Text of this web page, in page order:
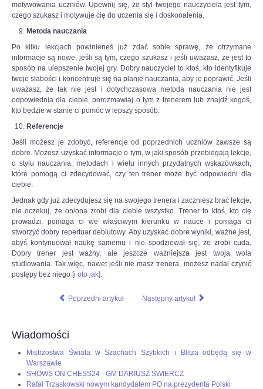
motywowania uczniów. Upewnij się, że styl twojego nauczyciela jest tym,
czego szukasz i motywuje cię do uczenia się i doskonalenia.
Metoda nauczania
Po kilku lekcjach powinieneś już zdać sobie sprawę, że otrzymane
informacje są nowe, jeśli są tym, czego szukasz i jeśli uważasz, że jest to
sposób na ulepszenie twojej gry. Dobry nauczyciel to ktoś, kto identyfikuje
twoje słabości i koncentruje się na planie nauczania, aby je poprawić. Jeśli
uważasz, że tak nie jest i dotychczasowa metoda nauczania nie jest
odpowiednia dla ciebie, porozmawiaj o tym z trenerem lub znajdź kogoś,
kto będzie w stanie ci pomóc w lepszy sposób.
Referencje
Jeśli możesz je zdobyć, referencje od poprzednich uczniów zawsze są
dobre. Możesz uzyskać informacje o tym, w jaki sposób przebiegają lekcje,
o stylu nauczania, metodach i wielu innych przydatnych wskazówkach,
które pomogą ci zdecydować, czy ten trener może być odpowiedni dla
ciebie.
Jednak gdy już zdecydujesz się na swojego trenera i zaczniesz brać lekcje,
nie oczekuj, że on/ona zrobi dla ciebie wszystko. Trener to ktoś, kto cię
prowadzi, pomaga ci we właściwym kierunku w nauce i pomaga ci
stworzyć dobry repertuar debiutowy. Aby uzyskać dobre wyniki, ważne jest,
abyś kontynuował naukę samemu i nie spodziewał się, że zrobi cuda.
Dobry trener jest ważny, ale jeszcze ważniejsza jest twoja wola
studiowania. Tak więc, nawet jeśli nie masz trenera, możesz nadal czynić
postępy bez niego [i oto jak].
Poprzedni artykuł Następny artykuł
Wiadomości
Mistrzostwa Świata w Szachach Szybkich i Blitza odbędą się w
Warszawie
SHOWS ON CHESS24 - GM DARIUSZ ŚWIERCZ
Rafał Trzaskowski nowym kandydatem PO na prezydenta Polski